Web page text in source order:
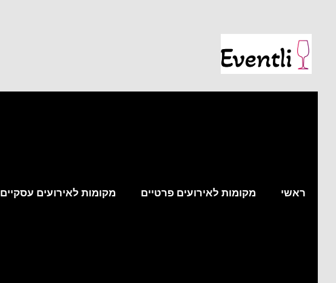
ראשי מקומות לאירועים פרטיים מקומות לאירועים עסקיים